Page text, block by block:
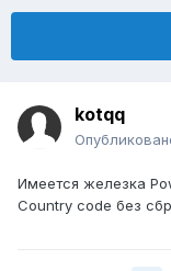
kotqq
Имеется железка
Country code без